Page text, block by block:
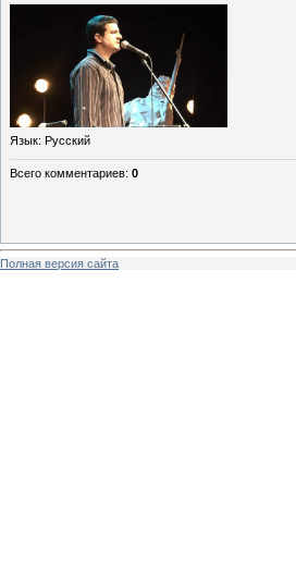
Язык: Русский
Всего комментариев: 0
Полная версия сайта